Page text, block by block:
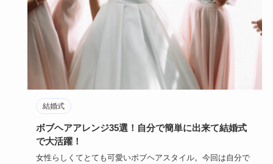
結婚式
ボブヘアアレンジ35選！自分で簡単に出来て結婚式
で大活躍！
女性らしくてとても可愛いボブヘアスタイル。今回は自分で